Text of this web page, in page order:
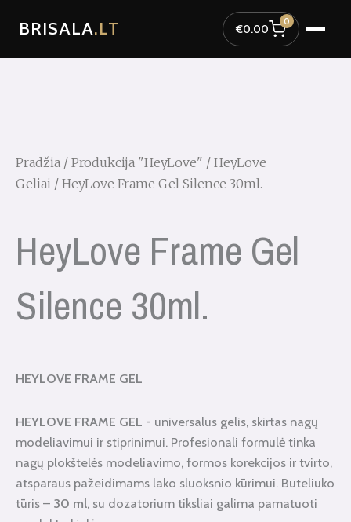
BRISALA.LT €0.00
0
Pradžia / Produkcija "HeyLove" / HeyLove
Geliai / HeyLove Frame Gel Silence 30ml.
HeyLove Frame Gel
Silence 30ml.
HEYLOVE FRAME GEL
HEYLOVE FRAME GEL - universalus gelis, skirtas nagų
modeliavimui ir stiprinimui. Profesionali formulė tinka
nagų plokštelės modeliavimo, formos korekcijos ir tvirto,
atsparaus pažeidimams lako sluoksnio kūrimui. Buteliuko
tūris – 30 ml, su dozatorium tiksliai galima pamatuoti